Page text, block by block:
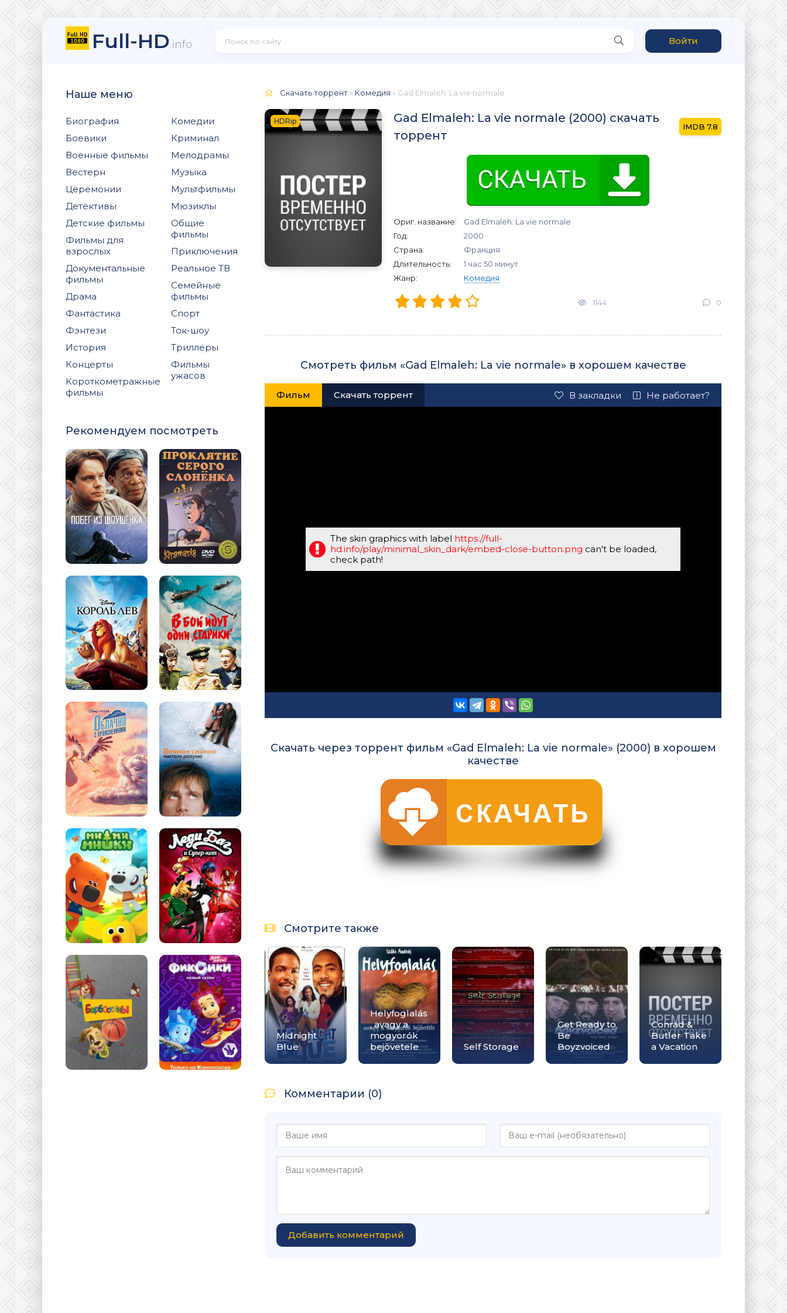
Full-HD.info Войти
Наше меню
Биография
Боевики
Военные фильмы
Вестерн
Церемонии
Детективы
Детские фильмы
Фильмы для
взрослых
Документальные
фильмы
Драма
Фантастика
Фэнтези
История
Концерты
Короткометражные
фильмы
Комедии
Криминал
Мелодрамы
Музыка
Мультфильмы
Мюзиклы
Общие
фильмы
Приключения
Реальное ТВ
Семейные
фильмы
Спорт
Ток-шоу
Триллеры
Фильмы
ужасов
Рекомендуем посмотреть
Скачать торрент » Комедия » Gad Elmaleh: La vie normale
HDRip
Gad Elmaleh: La vie normale (2000) скачать
торрент
7.8
Ориг. название:
Gad Elmaleh: La vie normale
Год:
2000
Страна:
Франция
Длительность:
1 час 50 минут
Жанр:
Комедия
1144 0
Смотреть фильм «Gad Elmaleh: La vie normale» в хорошем качестве
Фильм Скачать торрент В закладки Не работает?
The skin graphics with label https://full-
hd.info/play/minimal_skin_dark/embed-close-button.png can't be loaded,
check path!
Скачать через торрент фильм «Gad Elmaleh: La vie normale» (2000) в хорошем
качестве
Смотрите также
Midnight
Blue
Helyfoglalás
, avagy a
mogyorók
bejövetele
Self Storage
Get Ready to
Be
Boyzvoiced
Conrad &
Butler Take
a Vacation
Комментарии (0)
Добавить комментарий